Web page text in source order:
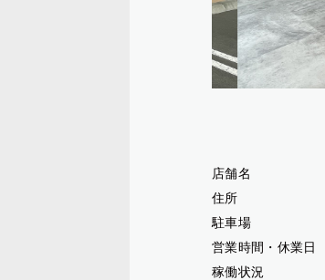
店舗名
住所
駐車場
営業時間・休業日
稼働状況